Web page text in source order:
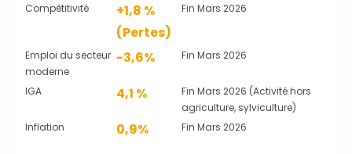
Compétitivité
+1,8 %
(Pertes)
Fin Mars 2026
Emploi du secteur
moderne
-3,6% Fin Mars 2026
IGA 4,1 %
Fin Mars 2026 (Activité hors
agriculture, sylviculture)
Inflation
0,9% Fin Mars 2026